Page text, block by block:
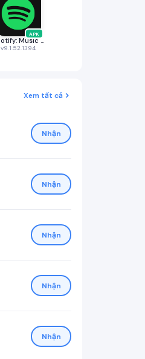
APK
Spotify: Music and Podcasts
v9.1.52.1394
Xem tất cả
Nhận
Nhận
Nhận
Nhận
Nhận